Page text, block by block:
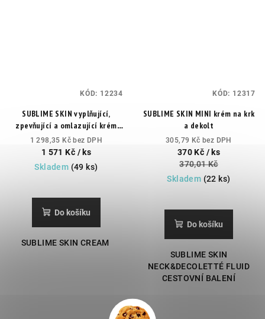
SUBLIME SKIN vyplňující,
zpevňující a omlazující krém
30ML
1 298,35 Kč bez DPH
1 571 Kč / ks
Skladem (49 ks)
Do košíku
SUBLIME SKIN CREAM
KÓD: 12234
SUBLIME SKIN MINI krém na krk
a dekolt
305,79 Kč bez DPH
370 Kč / ks
370,01 Kč
Skladem (22 ks)
Do košíku
SUBLIME SKIN
NECK&DECOLETTÉ FLUID
CESTOVNÍ BALENÍ
KÓD: 12317